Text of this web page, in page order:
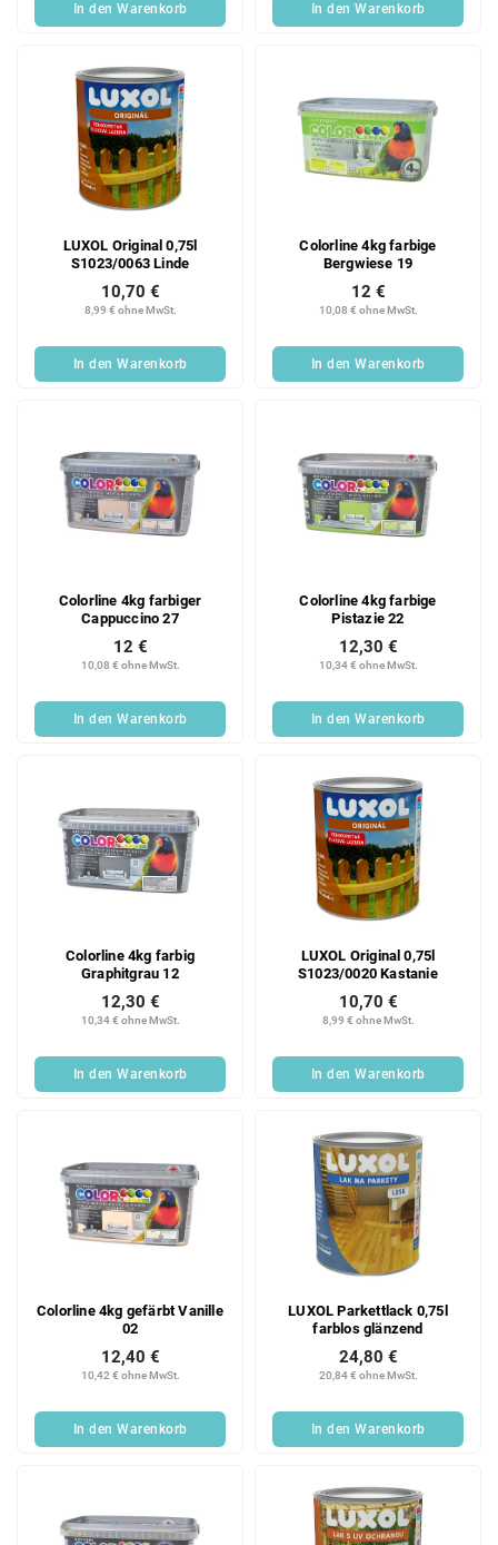
In den Warenkorb In den Warenkorb
LUXOL Original 0,75l
S1023/0063 Linde
8,99 € ohne MwSt.
10,70 €
In den Warenkorb
Colorline 4kg farbige
Bergwiese 19
10,08 € ohne MwSt.
12 €
In den Warenkorb
Colorline 4kg farbiger
Cappuccino 27
10,08 € ohne MwSt.
12 €
In den Warenkorb
Colorline 4kg farbige
Pistazie 22
10,34 € ohne MwSt.
12,30 €
In den Warenkorb
Colorline 4kg farbig
Graphitgrau 12
10,34 € ohne MwSt.
12,30 €
In den Warenkorb
LUXOL Original 0,75l
S1023/0020 Kastanie
8,99 € ohne MwSt.
10,70 €
In den Warenkorb
Colorline 4kg gefärbt Vanille
02
10,42 € ohne MwSt.
12,40 €
In den Warenkorb
LUXOL Parkettlack 0,75l
farblos glänzend
20,84 € ohne MwSt.
24,80 €
In den Warenkorb